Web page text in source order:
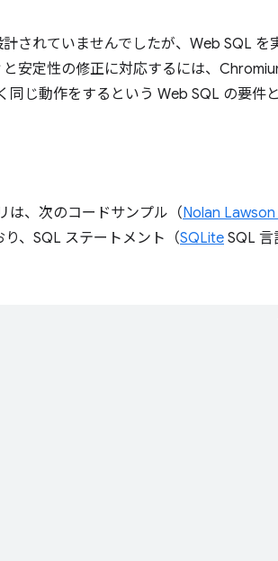
されていませんでしたが、Web SQL を
安定性の修正に対応するには、
同じ動作をするという Web SQL の要件
は、次のコードサンプル（Nolan
、SQL ステートメント（SQLite SQL 言